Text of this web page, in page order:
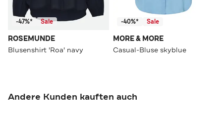
-47%* Sale
ROSEMUNDE
Blusenshirt 'Roa' navy
-40%* Sale
MORE & MORE
Casual-Bluse skyblue
Andere Kunden kauften auch